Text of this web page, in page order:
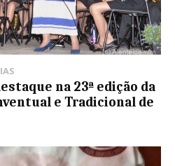
na 23ª edição da
e Tradicional de